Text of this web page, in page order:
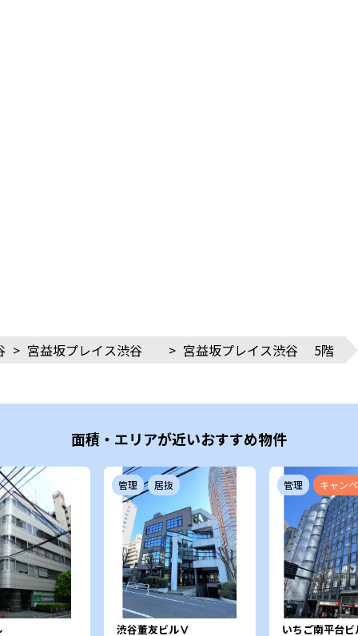
> 宮益坂プレイス渋谷 > 宮益坂プレイス渋谷 5階
面積・エリアが近いおすすめ物件
管理 居抜
渋谷董友ビルⅤ
管理 キャン
いちご南平台ビ